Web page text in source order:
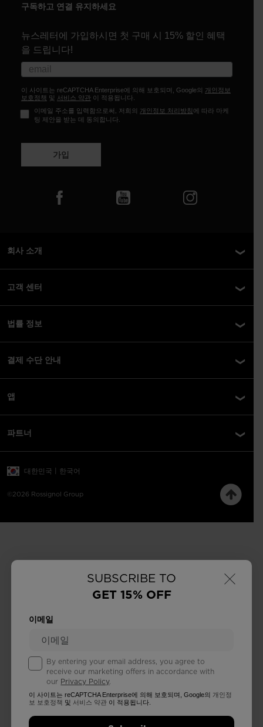
×
SUBSCRIBE TO
GET 15% OFF
이메일
By entering your email address, you agree to
receive our marketing offers in accordance with
our Privacy Policy.
이 사이트는 reCAPTCHA Enterprise에 의해 보호되며, Google의개인정
보 보호정책 및 서비스 약관 이 적용됩니다.
구독하고 연결 유지하세요
뉴스레터에 가입하시면 첫 구매 시 15% 할인 혜택
을 드립니다!
이 사이트는 reCAPTCHA Enterprise에 의해 보호되며, Google의 개인정보
보호정책 및 서비스 약관 이 적용됩니다.
이메일 주소를 입력함으로써, 저희의 개인정보 처리방침에 따라 마케
팅 제안을 받는 데 동의합니다.
가입
회사 소개
고객 센터
법률 정보
결제 수단 안내
앱
파트너
©2026 Rossignol Group
대한민국 | 한국어